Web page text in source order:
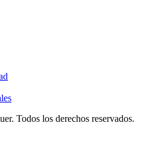
. Todos los derechos reservados.